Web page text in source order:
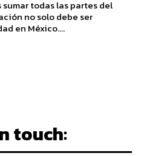
todas las partes del
no solo debe ser
en México....
touch: